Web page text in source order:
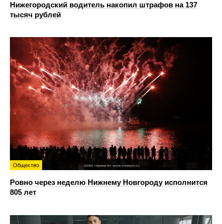
Нижегородский водитель накопил штрафов на 137
тысяч рублей
Общество
Ровно через неделю Нижнему Новгороду исполнится
805 лет